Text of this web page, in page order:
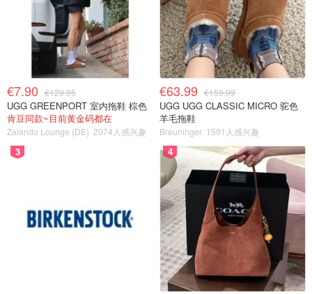
€7.90 €129.95
UGG GREENPORT 室内拖鞋 棕色
肯豆同款~目前黄金码都在
Zalando Lounge (DE) 2074人感兴趣
€63.99 €159.99
UGG UGG CLASSIC MICRO 驼色
羊毛拖鞋
Breuninger 1591人感兴趣
3 4